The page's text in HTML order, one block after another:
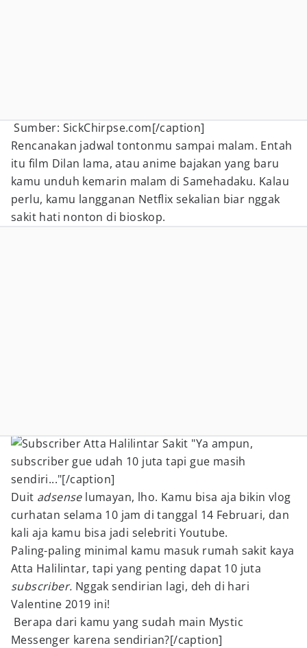
Sumber: SickChirpse.com[/caption]
Rencanakan jadwal tontonmu sampai malam. Entah
itu film Dilan lama, atau anime bajakan yang baru
kamu unduh kemarin malam di Samehadaku. Kalau
perlu, kamu langganan Netflix sekalian biar nggak
sakit hati nonton di bioskop.
"Ya ampun,
subscriber gue udah 10 juta tapi gue masih
sendiri..."[/caption]
Duit adsenselumayan, lho. Kamu bisa aja bikin vlog
curhatan selama 10 jam di tanggal 14 Februari, dan
kali aja kamu bisa jadi selebriti Youtube.
Paling-paling minimal kamu masuk rumah sakit kaya
Atta Halilintar, tapi yang penting dapat 10 juta
subscriber. Nggak sendirian lagi, deh di hari
Valentine 2019 ini!
Berapa dari kamu yang sudah main Mystic
Messenger karena sendirian?[/caption]